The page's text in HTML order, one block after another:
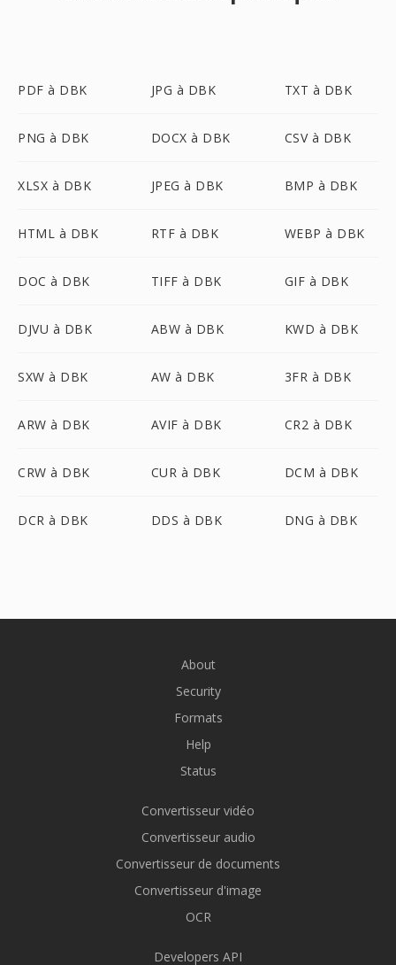
PDF à DBK JPG à DBK TXT à DBK
PNG à DBK DOCX à DBK CSV à DBK
XLSX à DBK JPEG à DBK BMP à DBK
HTML à DBK RTF à DBK WEBP à DBK
DOC à DBK TIFF à DBK GIF à DBK
DJVU à DBK ABW à DBK KWD à DBK
SXW à DBK AW à DBK 3FR à DBK
ARW à DBK AVIF à DBK CR2 à DBK
CRW à DBK CUR à DBK DCM à DBK
DCR à DBK DDS à DBK DNG à DBK
About
Security
Formats
Help
Status
Convertisseur vidéo
Convertisseur audio
Convertisseur de documents
Convertisseur d'image
OCR
Developers API